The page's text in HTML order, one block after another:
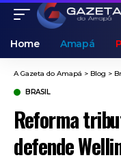
Home Amapá
A Gazeta do Amapá > Blog >
BRASIL
Reforma
defende